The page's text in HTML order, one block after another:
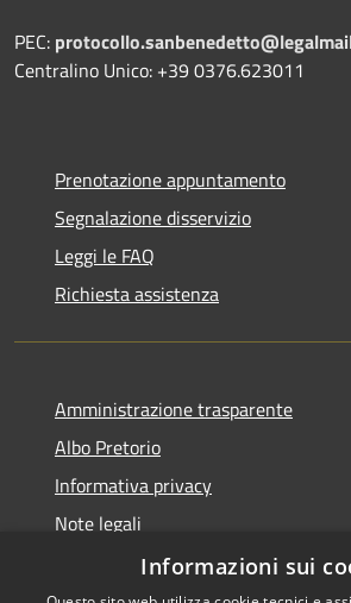
PEC:
Centralino Unico: +39 0376.623011
Prenotazione appuntamento
Segnalazione disservizio
Leggi le FAQ
Richiesta assistenza
Amministrazione trasparente
Albo Pretorio
Informativa privacy
Note legali
Dichiarazione di accessibilità
Informazioni sui